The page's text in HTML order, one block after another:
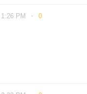
PM 0